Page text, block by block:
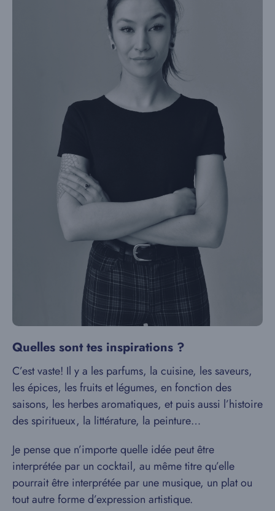
Quelles sont tes inspirations ?
C’est vaste! Il y a les parfums, la cuisine, les saveurs,
les épices, les fruits et légumes, en fonction des
saisons, les herbes aromatiques, et puis aussi l’histoire
des spiritueux, la littérature, la peinture…
Je pense que n’importe quelle idée peut être
interprétée par un cocktail, au même titre qu’elle
pourrait être interprétée par une musique, un plat ou
tout autre forme d’expression artistique.